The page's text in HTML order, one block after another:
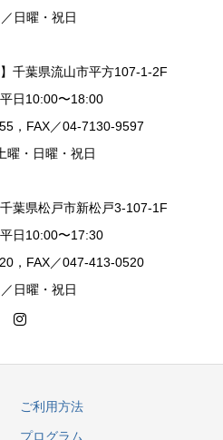
日曜・祝日
千葉県流山市平方107-1-2F
日10:00〜18:00
，FAX／04-7130-9597
曜・日曜・祝日
葉県松戸市新松戸3-107-1F
日10:00〜17:30
，FAX／047-413-0520
日曜・祝日
ご利用方法
プログラム